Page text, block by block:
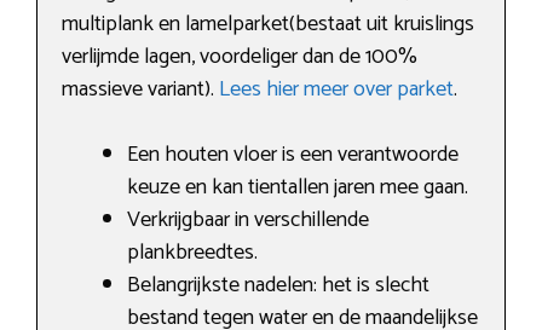
multiplank en lamelparket(bestaat uit kruislings
verlijmde lagen, voordeliger dan de 100%
massieve variant). Lees hier meer over parket.
Een houten vloer is een verantwoorde
keuze en kan tientallen jaren mee gaan.
Verkrijgbaar in verschillende
plankbreedtes.
Belangrijkste nadelen: het is slecht
bestand tegen water en de maandelijkse